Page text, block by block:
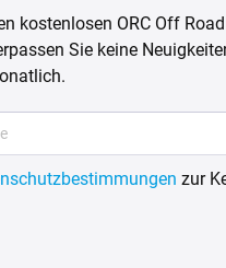
kostenlosen ORC Off
Sie keine
zur